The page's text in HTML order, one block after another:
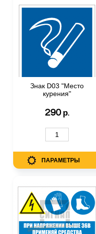
Знак D03 "Место
курения"
290 р.
ПАРАМЕТРЫ